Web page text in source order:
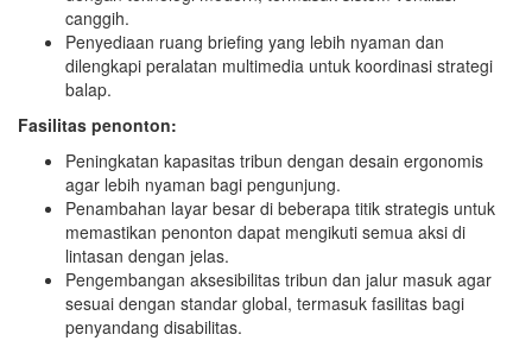
canggih.
Penyediaan ruang briefing yang lebih nyaman dan
dilengkapi peralatan multimedia untuk koordinasi strategi
balap.
Fasilitas penonton:
Peningkatan kapasitas tribun dengan desain ergonomis
agar lebih nyaman bagi pengunjung.
Penambahan layar besar di beberapa titik strategis untuk
memastikan penonton dapat mengikuti semua aksi di
lintasan dengan jelas.
Pengembangan aksesibilitas tribun dan jalur masuk agar
sesuai dengan standar global, termasuk fasilitas bagi
penyandang disabilitas.